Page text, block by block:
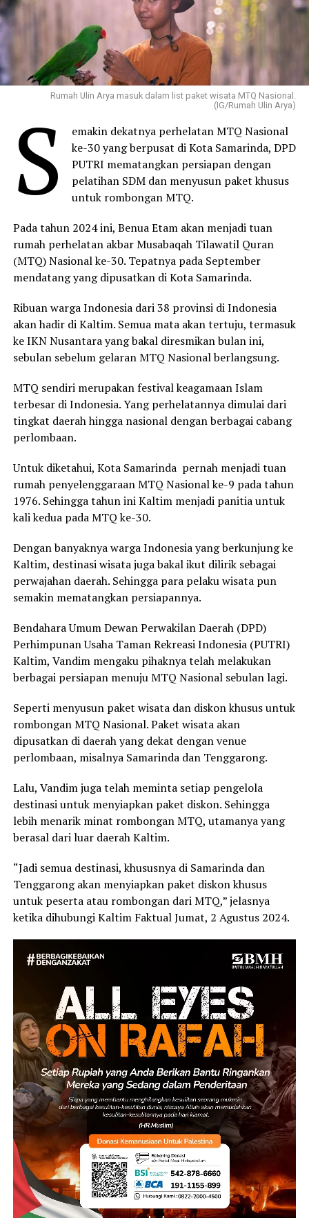
Rumah Ulin Arya masuk dalam list paket wisata MTQ Nasional.
(IG/Rumah Ulin Arya)
S
emakin dekatnya perhelatan MTQ Nasional
ke-30 yang berpusat di Kota Samarinda, DPD
PUTRI mematangkan persiapan dengan
pelatihan SDM dan menyusun paket khusus
untuk rombongan MTQ.
Pada tahun 2024 ini, Benua Etam akan menjadi tuan
rumah perhelatan akbar Musabaqah Tilawatil Quran
(MTQ) Nasional ke-30. Tepatnya pada September
mendatang yang dipusatkan di Kota Samarinda.
Ribuan warga Indonesia dari 38 provinsi di Indonesia
akan hadir di Kaltim. Semua mata akan tertuju, termasuk
ke IKN Nusantara yang bakal diresmikan bulan ini,
sebulan sebelum gelaran MTQ Nasional berlangsung.
MTQ sendiri merupakan festival keagamaan Islam
terbesar di Indonesia. Yang perhelatannya dimulai dari
tingkat daerah hingga nasional dengan berbagai cabang
perlombaan.
Untuk diketahui, Kota Samarinda pernah menjadi tuan
rumah penyelenggaraan MTQ Nasional ke-9 pada tahun
1976. Sehingga tahun ini Kaltim menjadi panitia untuk
kali kedua pada MTQ ke-30.
Dengan banyaknya warga Indonesia yang berkunjung ke
Kaltim, destinasi wisata juga bakal ikut dilirik sebagai
perwajahan daerah. Sehingga para pelaku wisata pun
semakin mematangkan persiapannya.
Bendahara Umum Dewan Perwakilan Daerah (DPD)
Perhimpunan Usaha Taman Rekreasi Indonesia (PUTRI)
Kaltim, Vandim mengaku pihaknya telah melakukan
berbagai persiapan menuju MTQ Nasional sebulan lagi.
Seperti menyusun paket wisata dan diskon khusus untuk
rombongan MTQ Nasional. Paket wisata akan
dipusatkan di daerah yang dekat dengan venue
perlombaan, misalnya Samarinda dan Tenggarong.
Lalu, Vandim juga telah meminta setiap pengelola
destinasi untuk menyiapkan paket diskon. Sehingga
lebih menarik minat rombongan MTQ, utamanya yang
berasal dari luar daerah Kaltim.
“Jadi semua destinasi, khususnya di Samarinda dan
Tenggarong akan menyiapkan paket diskon khusus
untuk peserta atau rombongan dari MTQ,” jelasnya
ketika dihubungi Kaltim Faktual Jumat, 2 Agustus 2024.